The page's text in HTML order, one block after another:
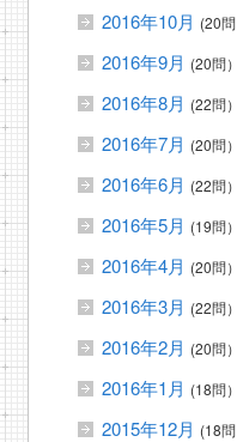
2016年10月 (20問
2016年9月 (20問）
2016年8月 (22問）
2016年7月 (20問）
2016年6月 (22問）
2016年5月 (19問）
2016年4月 (20問）
2016年3月 (22問）
2016年2月 (20問）
2016年1月 (18問）
2015年12月 (18問